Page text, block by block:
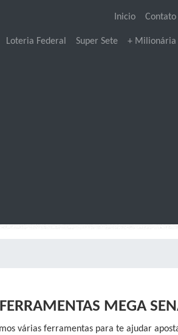
Inicio Contato
Loteria Federal Super Sete + Milionária
FERRAMENTAS MEGA
várias ferramentas para te ajudar